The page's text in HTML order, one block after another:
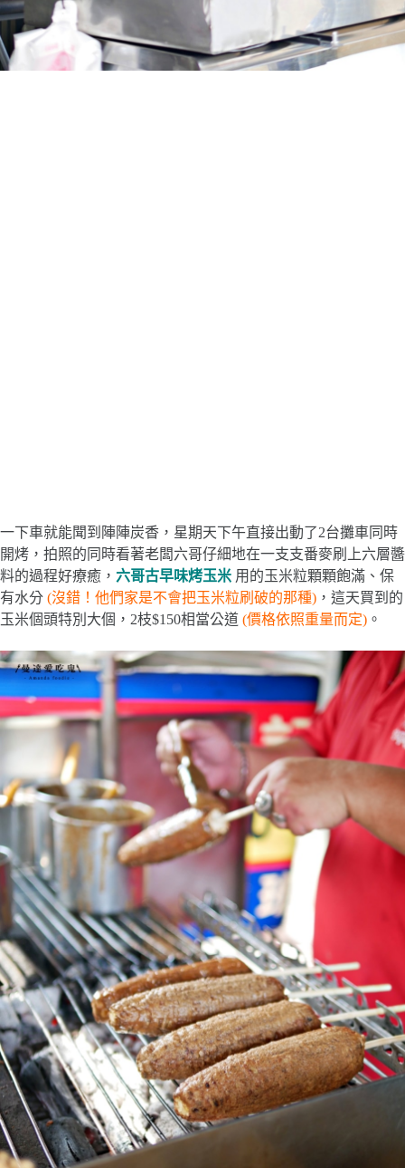
一下車就能聞到陣陣炭香，星期天下午直接出動了2台攤車同時
開烤，拍照的同時看著老闆六哥仔細地在一支支番麥刷上六層醬
料的過程好療癒， 六哥古早味烤玉米 用的玉米粒顆顆飽滿、保
有水分 (沒錯！他們家是不會把玉米粒刷破的那種) ，這天買到的
玉米個頭特別大個，2枝$150相當公道 (價格依照重量而定) 。